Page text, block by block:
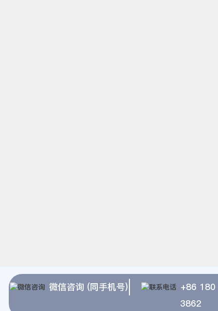
微信咨询 (同手机号)
+86
3862